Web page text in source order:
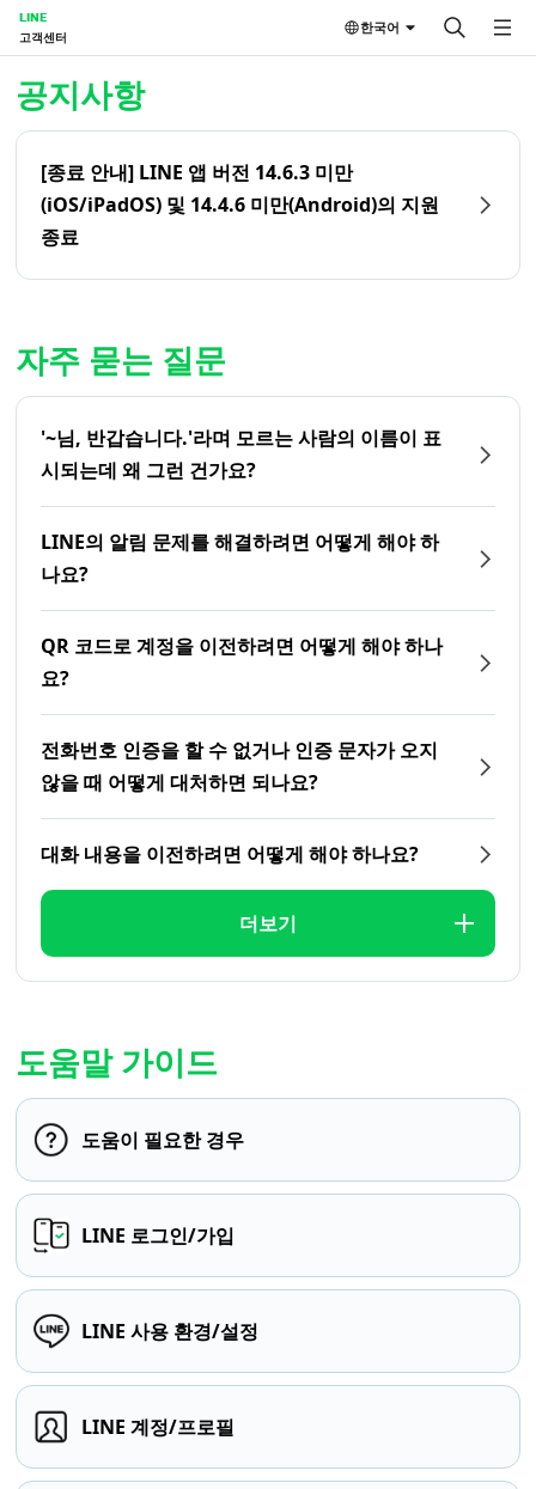
LINE
고객센터
한국어
공지사항
[종료 안내] LINE 앱 버전 14.6.3 미만
(iOS/iPadOS) 및 14.4.6 미만(Android)의 지원
종료
자주 묻는 질문
'~님, 반갑습니다.'라며 모르는 사람의 이름이 표
시되는데 왜 그런 건가요?
LINE의 알림 문제를 해결하려면 어떻게 해야 하
나요?
QR 코드로 계정을 이전하려면 어떻게 해야 하나
요?
전화번호 인증을 할 수 없거나 인증 문자가 오지
않을 때 어떻게 대처하면 되나요?
대화 내용을 이전하려면 어떻게 해야 하나요?
더보기
도움말 가이드
도움이 필요한 경우
LINE 로그인/가입
LINE 사용 환경/설정
LINE 계정/프로필